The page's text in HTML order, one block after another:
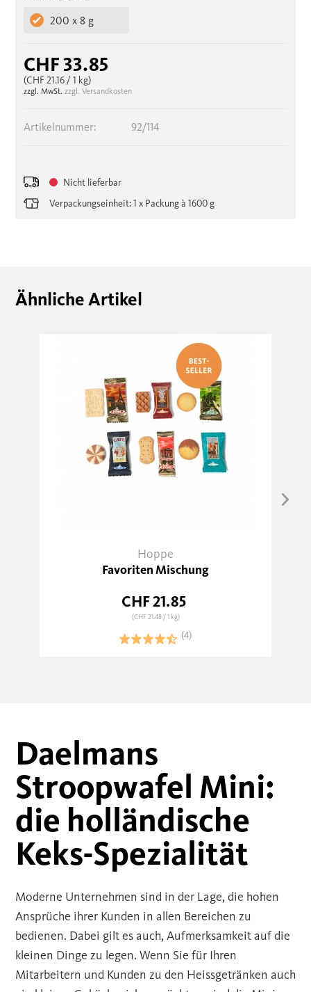
200 x 8 g
CHF 33.85
(CHF 21.16/ 1 kg)
zzgl. MwSt. zzgl. Versandkosten
Nicht lieferbar
Verpackungseinheit: 1 x Packung à 1600 g
Artikelnummer: 92/114
Ähnliche Artikel
Hoppe
Favoriten Mischung
CHF 21.85
(CHF 21.48/ 1 kg)
(4)
Daelmans
Stroopwafel Mini:
die holländische
Keks-Spezialität
Moderne Unternehmen sind in der Lage, die hohen
Ansprüche ihrer Kunden in allen Bereichen zu
bedienen. Dabei gilt es auch, Aufmerksamkeit auf die
kleinen Dinge zu legen. Wenn Sie für Ihren
Mitarbeitern und Kunden zu den Heissgetränken auch